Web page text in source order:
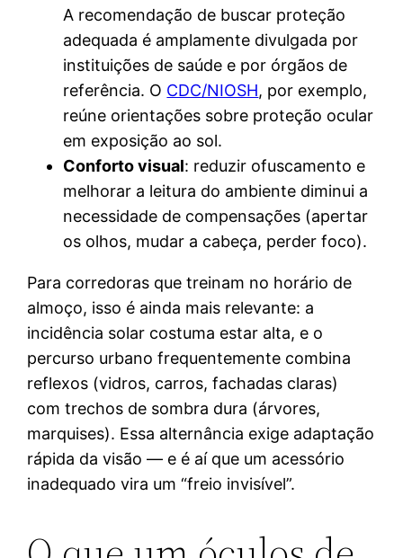
A recomendação de buscar proteção
adequada é amplamente divulgada por
instituições de saúde e por órgãos de
referência. O CDC/NIOSH, por exemplo,
reúne orientações sobre proteção ocular
em exposição ao sol.
Conforto visual: reduzir ofuscamento e
melhorar a leitura do ambiente diminui a
necessidade de compensações (apertar
os olhos, mudar a cabeça, perder foco).
Para corredoras que treinam no horário de
almoço, isso é ainda mais relevante: a
incidência solar costuma estar alta, e o
percurso urbano frequentemente combina
reflexos (vidros, carros, fachadas claras)
com trechos de sombra dura (árvores,
marquises). Essa alternância exige adaptação
rápida da visão — e é aí que um acessório
inadequado vira um “freio invisível”.